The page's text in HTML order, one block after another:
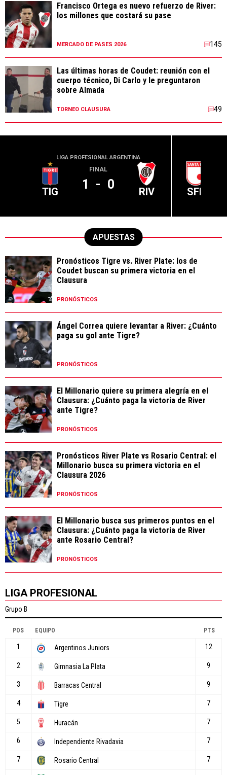
Francisco Ortega es nuevo refuerzo de River:
los millones que costará su pase
MERCADO DE PASES 2026 145
Las últimas horas de Coudet: reunión con el
cuerpo técnico, Di Carlo y le preguntaron
sobre Almada
TORNEO CLAUSURA 49
LIGA PROFESIONAL ARGENTINA
TIG
FINAL
1 - 0 RIV SFE
APUESTAS
Pronósticos Tigre vs. River Plate: los de
Coudet buscan su primera victoria en el
Clausura
PRONÓSTICOS
Ángel Correa quiere levantar a River: ¿Cuánto
paga su gol ante Tigre?
PRONÓSTICOS
El Millonario quiere su primera alegría en el
Clausura: ¿Cuánto paga la victoria de River
ante Tigre?
PRONÓSTICOS
Pronósticos River Plate vs Rosario Central: el
Millonario busca su primera victoria en el
Clausura 2026
PRONÓSTICOS
El Millonario busca sus primeros puntos en el
Clausura: ¿Cuánto paga la victoria de River
ante Rosario Central?
PRONÓSTICOS
LIGA PROFESIONAL